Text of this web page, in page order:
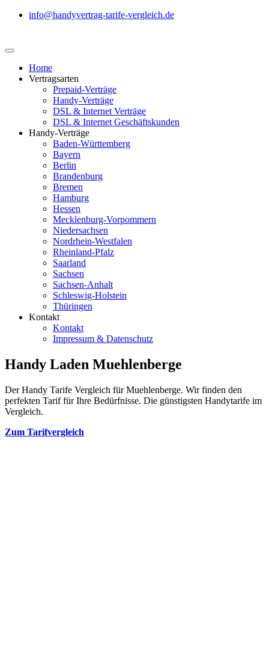
info@handyvertrag-tarife-vergleich.de
Home
Vertragsarten
Prepaid-Verträge
Handy-Verträge
DSL & Internet Verträge
DSL & Internet Geschäftskunden
Handy-Verträge
Baden-Württemberg
Bayern
Berlin
Brandenburg
Bremen
Hamburg
Hessen
Mecklenburg-Vorpommern
Niedersachsen
Nordrhein-Westfalen
Rheinland-Pfalz
Saarland
Sachsen
Sachsen-Anhalt
Schleswig-Holstein
Thüringen
Kontakt
Kontakt
Impressum & Datenschutz
Handy Laden Muehlenberge
Der Handy Tarife Vergleich für Muehlenberge. Wir finden den
perfekten Tarif für Ihre Bedürfnisse. Die günstigsten Handytarife im
Vergleich.
Zum Tarifvergleich